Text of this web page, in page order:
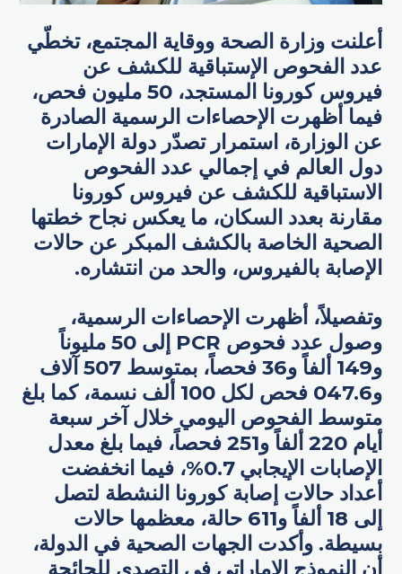
أعلنت وزارة الصحة ووقاية المجتمع، تخطّي
عدد الفحوص الإستباقية للكشف عن
فيروس كورونا المستجد، 50 مليون فحص،
فيما أظهرت الإحصاءات الرسمية الصادرة
عن الوزارة، استمرار تصدّر دولة الإمارات
دول العالم في إجمالي عدد الفحوص
الاستباقية للكشف عن فيروس كورونا
مقارنة بعدد السكان، ما يعكس نجاح خطتها
الصحية الخاصة بالكشف المبكر عن حالات
الإصابة بالفيروس، والحد من انتشاره.
وتفصيلاً، أظهرت الإحصاءات الرسمية،
وصول عدد فحوص PCR إلى 50 مليوناً
و149 ألفاً و36 فحصاً، بمتوسط 507 آلاف
و047.6 فحص لكل 100 ألف نسمة، كما بلغ
متوسط الفحوص اليومي خلال آخر سبعة
أيام 220 ألفاً و251 فحصاً، فيما بلغ معدل
الإصابات الإيجابي 0.7%، فيما انخفضت
أعداد حالات إصابة كورونا النشطة لتصل
إلى 18 ألفاً و611 حالة، معظمها حالات
بسيطة. وأكدت الجهات الصحية في الدولة،
أن النموذج الإماراتي في التصدي للجائحة